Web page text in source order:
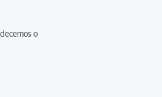
o